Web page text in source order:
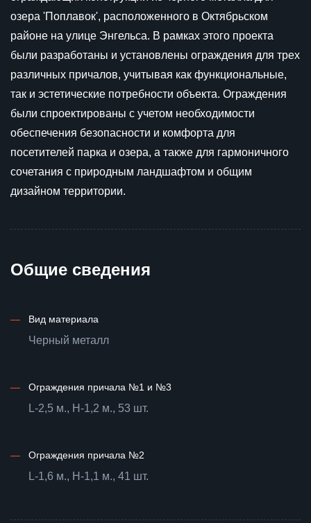
озера 'Поплавок', расположенного в Октябрьском
районе на улице Энгельса. В рамках этого проекта
были разработаны и установлены ограждения для трех
различных причалов, учитывая как функциональные,
так и эстетические потребности объекта. Ограждения
были спроектированы с учетом необходимости
обеспечения безопасности и комфорта для
посетителей парка и озера, а также для гармоничного
сочетания с природным ландшафтом и общим
дизайном территории.
Общие сведения
— Вид материала
Черный металл
— Ограждения причала №1 и №3
L-2,5 м., H-1,2 м., 53 шт.
— Ограждения причала №2
L-1,6 м., H-1,1 м., 41 шт.